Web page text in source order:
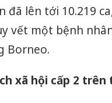
đã lên tới 10.219
vết một bệnh
Borneo.
xã hội cấp 2 trên